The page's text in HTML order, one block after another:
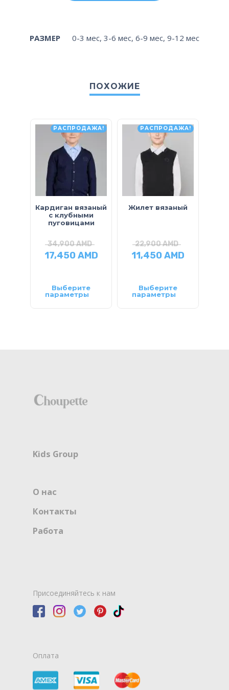
РАЗМЕР 0-3 мес, 3-6 мес, 6-9 мес, 9-12 мес
ПОХОЖИЕ
РАСПРОДАЖА!
Кардиган вязаный
с клубными
пуговицами
34,900AMD
17,450AMD
Выберите
параметры
РАСПРОДАЖА!
Жилет вязаный
22,900AMD
11,450AMD
Выберите
параметры
Kids Group
О нас
Контакты
Работа
Присоединяйтесь к нам
Оплата